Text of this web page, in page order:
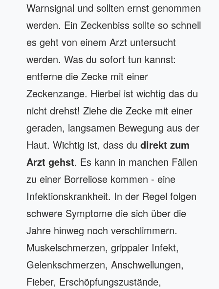
Warnsignal und sollten ernst genommen
werden. Ein Zeckenbiss sollte so schnell
es geht von einem Arzt untersucht
werden. Was du sofort tun kannst:
entferne die Zecke mit einer
Zeckenzange. Hierbei ist wichtig das du
nicht drehst! Ziehe die Zecke mit einer
geraden, langsamen Bewegung aus der
Haut. Wichtig ist, dass du direkt zum
Arzt gehst. Es kann in manchen Fällen
zu einer Borreliose kommen - eine
Infektionskrankheit. In der Regel folgen
schwere Symptome die sich über die
Jahre hinweg noch verschlimmern.
Muskelschmerzen, grippaler Infekt,
Gelenkschmerzen, Anschwellungen,
Fieber, Erschöpfungszustände,